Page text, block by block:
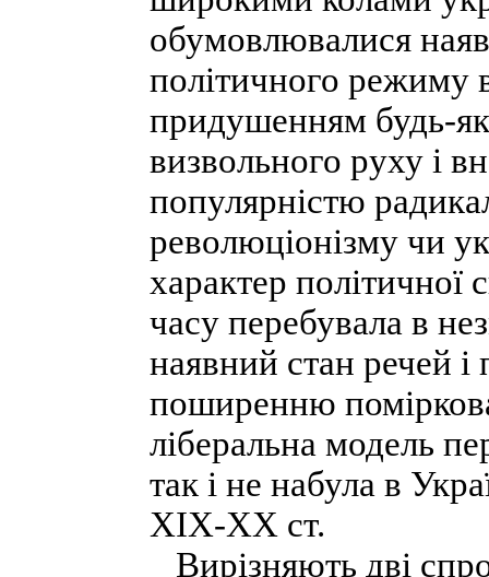
обумовлювалися
політичного режиму
придушенням будь-
визвольного руху і
популярністю
революціонізму чи
характер політичної
часу перебувала в
наявний стан речей
поширенню
ліберальна модель
так і не набула в
ХІХ-ХХ ст.
Вирізняють дві